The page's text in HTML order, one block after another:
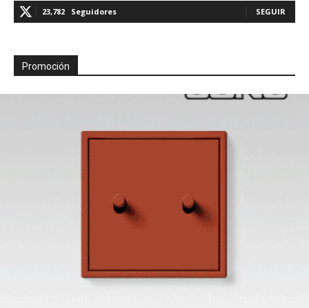
23,782 Seguidores SEGUIR
Promoción